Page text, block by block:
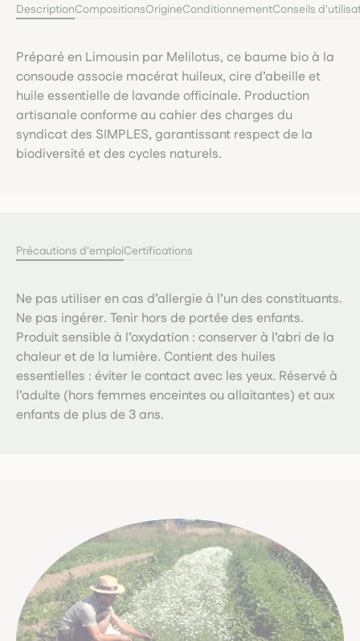
DescriptionCompositionsOrigineConditionnementConseils
Préparé en Limousin par Melilotus, ce baume bio à la
consoude associe macérat huileux, cire d’abeille et
huile essentielle de lavande officinale. Production
artisanale conforme au cahier des charges du
syndicat des SIMPLES, garantissant respect de la
biodiversité et des cycles naturels.
Précautions d'emploiCertifications
Ne pas utiliser en cas d’allergie à l’un des constituants.
Ne pas ingérer. Tenir hors de portée des enfants.
Produit sensible à l’oxydation : conserver à l’abri de la
chaleur et de la lumière. Contient des huiles
essentielles : éviter le contact avec les yeux. Réservé à
l’adulte (hors femmes enceintes ou allaitantes) et aux
enfants de plus de 3 ans.